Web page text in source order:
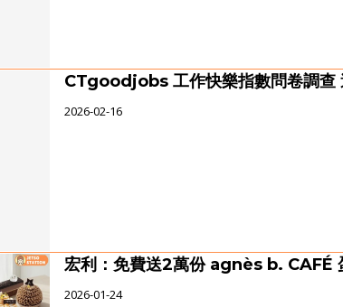
CTgoodjobs 工作快樂指數問卷調查
2026-02-16
宏利：免費送2萬份 agnès b. CAFÉ
2026-01-24